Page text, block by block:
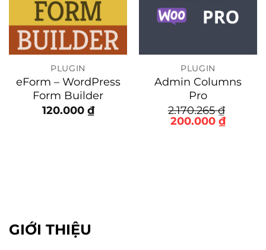
PLUGIN
eForm – WordPress
Form Builder
120.000 ₫
PLUGIN
Admin Columns
Pro
2.170.265₫
Giá
200.000 ₫Giá
GIỚI THIỆU